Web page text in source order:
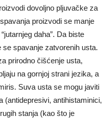
dovoljno pljuvačke za
proizvodi se manje
daha”. Da biste
spavanje zatvorenih usta.
prirodno čišćenje usta,
na gornjoj strani jezika, a
Suva usta se mogu javiti
(antidepresivi, antihistaminici,
stanja (kao što je